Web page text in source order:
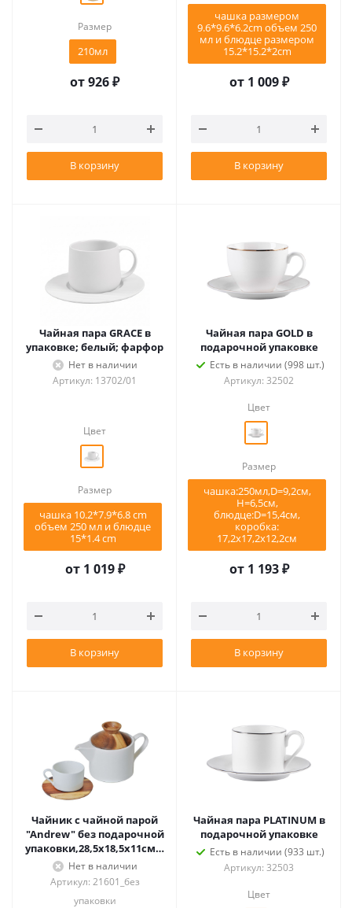
Размер
210мл
от926 ₽
В корзину
чашка размером
9.6*9.6*6.2cm объем 250
мл и блюдце размером
15.2*15.2*2cm
от 1 009 ₽
В корзину
Чайная пара GRACE в
упаковке; белый; фарфор
Нет в наличии
Артикул: 13702/01
Цвет
Размер
чашка 10.2*7.9*6.8 cm
объем 250 мл и блюдце
15*1.4 cm
от 1 019 ₽
В корзину
Чайная пара GOLD в
подарочной упаковке
Есть в наличии (998 шт.)
Артикул: 32502
Цвет
Размер
чашка:250мл,D=9,2см,
Н=6,5см,
блюдце:D=15,4см,
коробка:
17,2х17,2х12,2см
от 1 193 ₽
В корзину
Чайник с чайной парой
"Andrew" без подарочной
упаковки,28,5х18,5х11см,2
00 мл и 600
мл,фарфор,дере
Нет в наличии
Артикул: 21601_без
упаковки
Чайная пара PLATINUM в
подарочной упаковке
Есть в наличии (933 шт.)
Артикул: 32503
Цвет